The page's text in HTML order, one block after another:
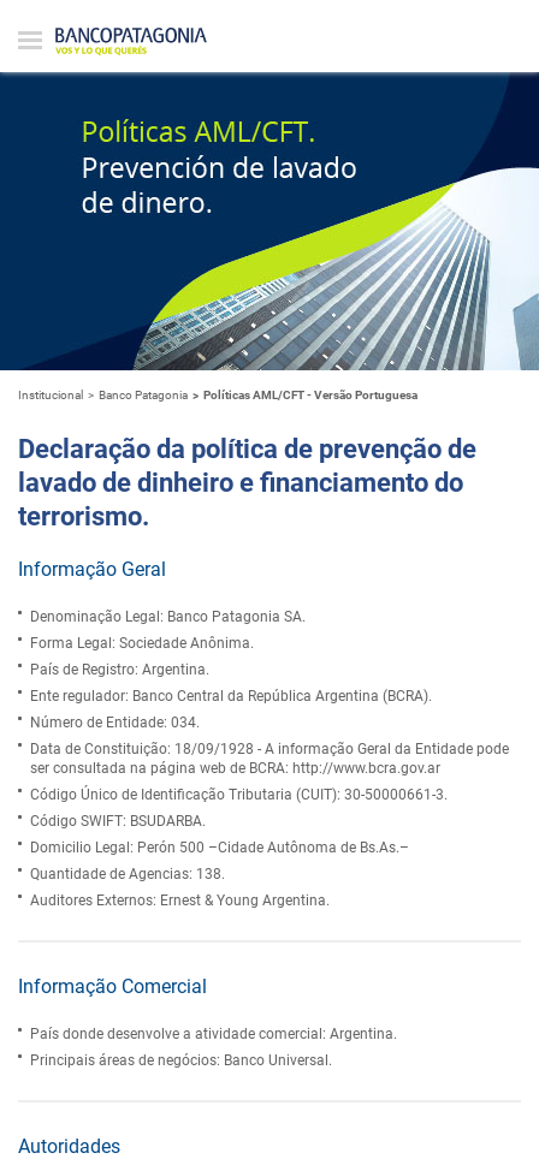
Institucional Banco Patagonia Políticas AML/CFT - Versão Portuguesa
Declaração da política de prevenção de
lavado de dinheiro e financiamento do
terrorismo.
Informação Geral
Denominação Legal: Banco Patagonia SA.
Forma Legal: Sociedade Anônima.
País de Registro: Argentina.
Ente regulador: Banco Central da República Argentina (BCRA).
Número de Entidade: 034.
Data de Constituição: 18/09/1928 - A informação Geral da Entidade pode
ser consultada na página web de BCRA: http://www.bcra.gov.ar
Código Único de Identificação Tributaria (CUIT): 30-50000661-3.
Código SWIFT: BSUDARBA.
Domicilio Legal: Perón 500 –Cidade Autônoma de Bs.As.–
Quantidade de Agencias: 138.
Auditores Externos: Ernest & Young Argentina.
Informação Comercial
País donde desenvolve a atividade comercial: Argentina.
Principais áreas de negócios: Banco Universal.
Autoridades